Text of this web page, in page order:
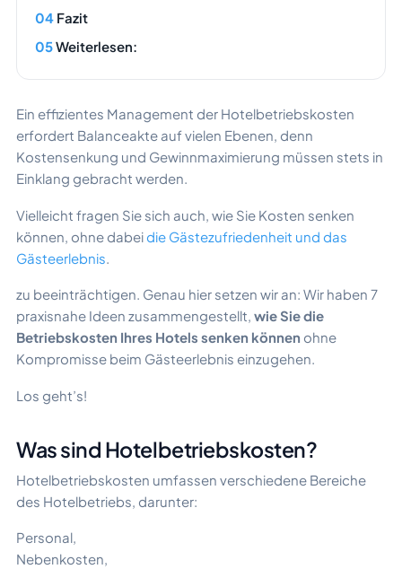
Fazit
Weiterlesen:
Ein effizientes Management der Hotelbetriebskosten
erfordert Balanceakte auf vielen Ebenen, denn
Kostensenkung und Gewinnmaximierung müssen stets in
Einklang gebracht werden.
Vielleicht fragen Sie sich auch, wie Sie Kosten senken
können, ohne dabeidie Gästezufriedenheit und das
Gästeerlebnis.
zu beeinträchtigen. Genau hier setzen wir an: Wir haben 7
praxisnahe Ideen zusammengestellt, wie Sie die
Betriebskosten Ihres Hotels senken können ohne
Kompromisse beim Gästeerlebnis einzugehen.
Los geht’s!
Was sind Hotelbetriebskosten?
Hotelbetriebskosten umfassen verschiedene Bereiche
des Hotelbetriebs, darunter:
Personal,
Nebenkosten,